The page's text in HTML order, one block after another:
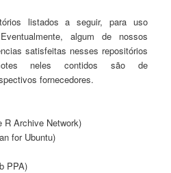
listados a seguir, para uso
algum de nossos
satisfeitas nesses repositórios
neles contidos são de
fornecedores.
Archive Network)
for Ubuntu)
PPA)